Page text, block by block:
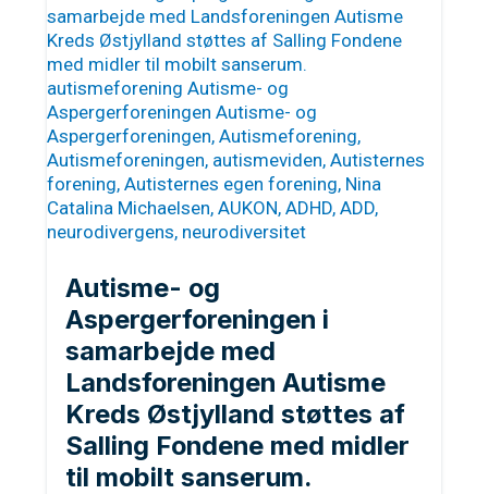
Autisme- og
Aspergerforeningen i
samarbejde med
Landsforeningen Autisme
Kreds Østjylland støttes af
Salling Fondene med midler
til mobilt sanserum.